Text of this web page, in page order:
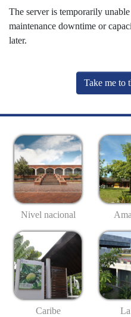
The server is temporarily
maintenance downtime or
later.
Take me to
Nivel nacional
Caribe